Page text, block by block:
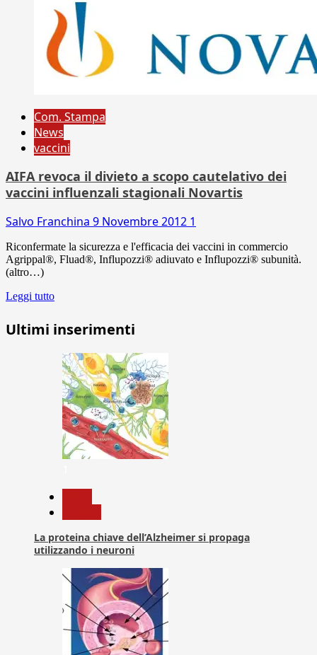
Com. Stampa
News
vaccini
AIFA revoca il divieto a scopo cautelativo dei
vaccini influenzali stagionali Novartis
Salvo Franchina 9 Novembre 2012 1
Riconfermate la sicurezza e l'efficacia dei vaccini in commercio
Agrippal®, Fluad®, Influpozzi® adiuvato e Influpozzi® subunità.
(altro…)
Leggi tutto
Ultimi inserimenti
La proteina chiave dell’Alzheimer si propaga
utilizzando i neuroni